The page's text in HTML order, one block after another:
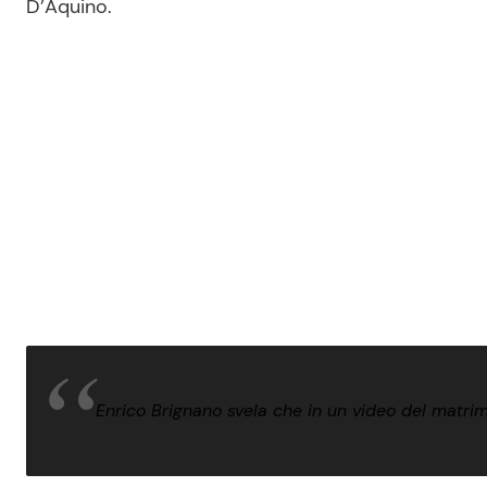
D’Aquino.
Enrico Brignano svela che in un video del